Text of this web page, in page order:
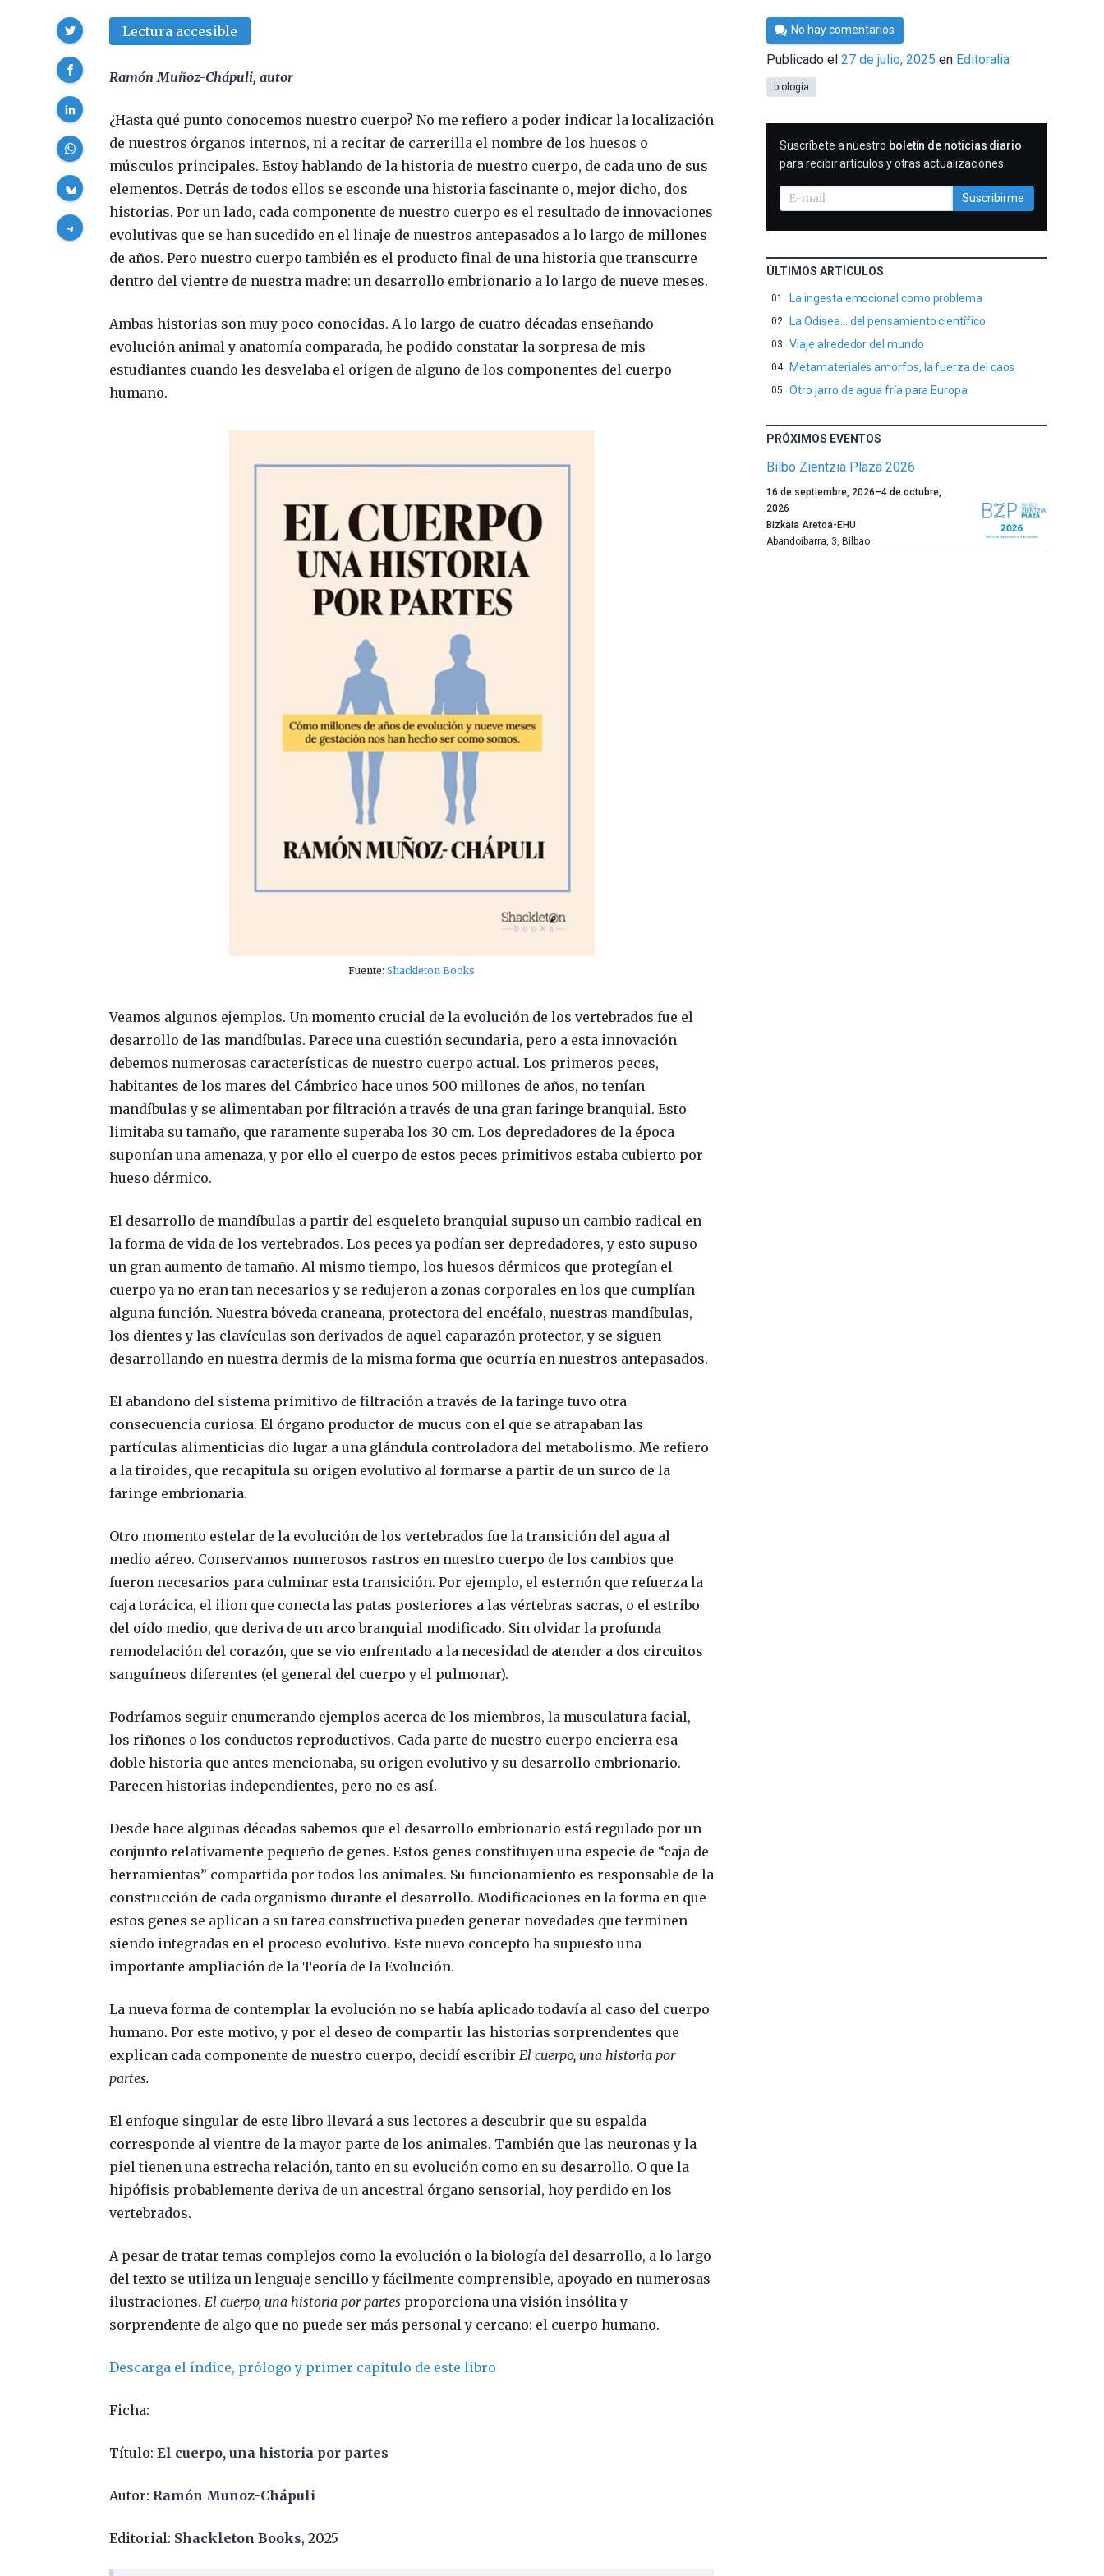
Lectura accesible
Ramón Muñoz-Chápuli, autor
¿Hasta qué punto conocemos nuestro cuerpo? No me refiero a poder indicar la localización
de nuestros órganos internos, ni a recitar de carrerilla el nombre de los huesos o
músculos principales. Estoy hablando de la historia de nuestro cuerpo, de cada uno de sus
elementos. Detrás de todos ellos se esconde una historia fascinante o, mejor dicho, dos
historias. Por un lado, cada componente de nuestro cuerpo es el resultado de innovaciones
evolutivas que se han sucedido en el linaje de nuestros antepasados a lo largo de millones
de años. Pero nuestro cuerpo también es el producto final de una historia que transcurre
dentro del vientre de nuestra madre: un desarrollo embrionario a lo largo de nueve meses.
Ambas historias son muy poco conocidas. A lo largo de cuatro décadas enseñando
evolución animal y anatomía comparada, he podido constatar la sorpresa de mis
estudiantes cuando les desvelaba el origen de alguno de los componentes del cuerpo
humano.
Fuente:Shackleton Books
Veamos algunos ejemplos. Un momento crucial de la evolución de los vertebrados fue el
desarrollo de las mandíbulas. Parece una cuestión secundaria, pero a esta innovación
debemos numerosas características de nuestro cuerpo actual. Los primeros peces,
habitantes de los mares del Cámbrico hace unos 500 millones de años, no tenían
mandíbulas y se alimentaban por filtración a través de una gran faringe branquial. Esto
limitaba su tamaño, que raramente superaba los 30 cm. Los depredadores de la época
suponían una amenaza, y por ello el cuerpo de estos peces primitivos estaba cubierto por
hueso dérmico.
El desarrollo de mandíbulas a partir del esqueleto branquial supuso un cambio radical en
la forma de vida de los vertebrados. Los peces ya podían ser depredadores, y esto supuso
un gran aumento de tamaño. Al mismo tiempo, los huesos dérmicos que protegían el
cuerpo ya no eran tan necesarios y se redujeron a zonas corporales en los que cumplían
alguna función. Nuestra bóveda craneana, protectora del encéfalo, nuestras mandíbulas,
los dientes y las clavículas son derivados de aquel caparazón protector, y se siguen
desarrollando en nuestra dermis de la misma forma que ocurría en nuestros antepasados.
El abandono del sistema primitivo de filtración a través de la faringe tuvo otra
consecuencia curiosa. El órgano productor de mucus con el que se atrapaban las
partículas alimenticias dio lugar a una glándula controladora del metabolismo. Me refiero
a la tiroides, que recapitula su origen evolutivo al formarse a partir de un surco de la
faringe embrionaria.
Otro momento estelar de la evolución de los vertebrados fue la transición del agua al
medio aéreo. Conservamos numerosos rastros en nuestro cuerpo de los cambios que
fueron necesarios para culminar esta transición. Por ejemplo, el esternón que refuerza la
caja torácica, el ilion que conecta las patas posteriores a las vértebras sacras, o el estribo
del oído medio, que deriva de un arco branquial modificado. Sin olvidar la profunda
remodelación del corazón, que se vio enfrentado a la necesidad de atender a dos circuitos
sanguíneos diferentes (el general del cuerpo y el pulmonar).
Podríamos seguir enumerando ejemplos acerca de los miembros, la musculatura facial,
los riñones o los conductos reproductivos. Cada parte de nuestro cuerpo encierra esa
doble historia que antes mencionaba, su origen evolutivo y su desarrollo embrionario.
Parecen historias independientes, pero no es así.
Desde hace algunas décadas sabemos que el desarrollo embrionario está regulado por un
conjunto relativamente pequeño de genes. Estos genes constituyen una especie de “caja de
herramientas” compartida por todos los animales. Su funcionamiento es responsable de la
construcción de cada organismo durante el desarrollo. Modificaciones en la forma en que
estos genes se aplican a su tarea constructiva pueden generar novedades que terminen
siendo integradas en el proceso evolutivo. Este nuevo concepto ha supuesto una
importante ampliación de la Teoría de la Evolución.
La nueva forma de contemplar la evolución no se había aplicado todavía al caso del cuerpo
humano. Por este motivo, y por el deseo de compartir las historias sorprendentes que
explican cada componente de nuestro cuerpo, decidí escribirEl cuerpo, una historia por
partes.
El enfoque singular de este libro llevará a sus lectores a descubrir que su espalda
corresponde al vientre de la mayor parte de los animales. También que las neuronas y la
piel tienen una estrecha relación, tanto en su evolución como en su desarrollo. O que la
hipófisis probablemente deriva de un ancestral órgano sensorial, hoy perdido en los
vertebrados.
A pesar de tratar temas complejos como la evolución o la biología del desarrollo, a lo largo
del texto se utiliza un lenguaje sencillo y fácilmente comprensible, apoyado en numerosas
ilustraciones.El cuerpo, una historia por partes proporciona una visión insólita y
sorprendente de algo que no puede ser más personal y cercano: el cuerpo humano.
Descarga el índice, prólogo y primer capítulo de este libro
Ficha:
Título:El cuerpo, una historia por partes
Autor: Ramón Muñoz-Chápuli
Editorial: Shackleton Books, 2025
Compartir
Por
César
Tomé
No hay comentarios
Publicado el27 de julio, 2025 en Editoralia
biología
SUSCRIBIRME
Suscríbete a nuestro boletín de noticias diario
para recibir artículos y otras actualizaciones.
Suscribirme
ÚLTIMOS ARTÍCULOS
La ingesta emocional como problema
La Odisea… del pensamiento científico
Viaje alrededor del mundo
Metamateriales amorfos, la fuerza del caos
Otro jarro de agua fría para Europa
PRÓXIMOS EVENTOS
Bilbo Zientzia Plaza 2026
Un
año
más,
Bilbao
16 de septiembre, 2026–4 de octubre,
2026
Bizkaia Aretoa-EHU
Abandoibarra, 3, Bilbao